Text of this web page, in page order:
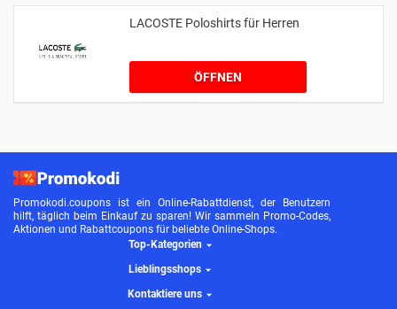
LACOSTE Poloshirts für Herren
ÖFFNEN
Promokodi.coupons ist ein Online-Rabattdienst, der Benutzern
hilft, täglich beim Einkauf zu sparen! Wir sammeln Promo-Codes,
Aktionen und Rabattcoupons für beliebte Online-Shops.
Top-Kategorien
Lieblingsshops
Kontaktiere uns